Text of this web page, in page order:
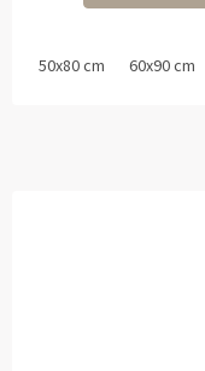
50x80 cm 60x90 cm